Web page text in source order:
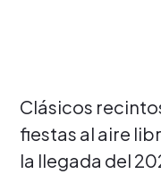
Clásicos
fiestas al aire
la llegada del